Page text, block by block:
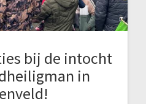
bij de intocht
in